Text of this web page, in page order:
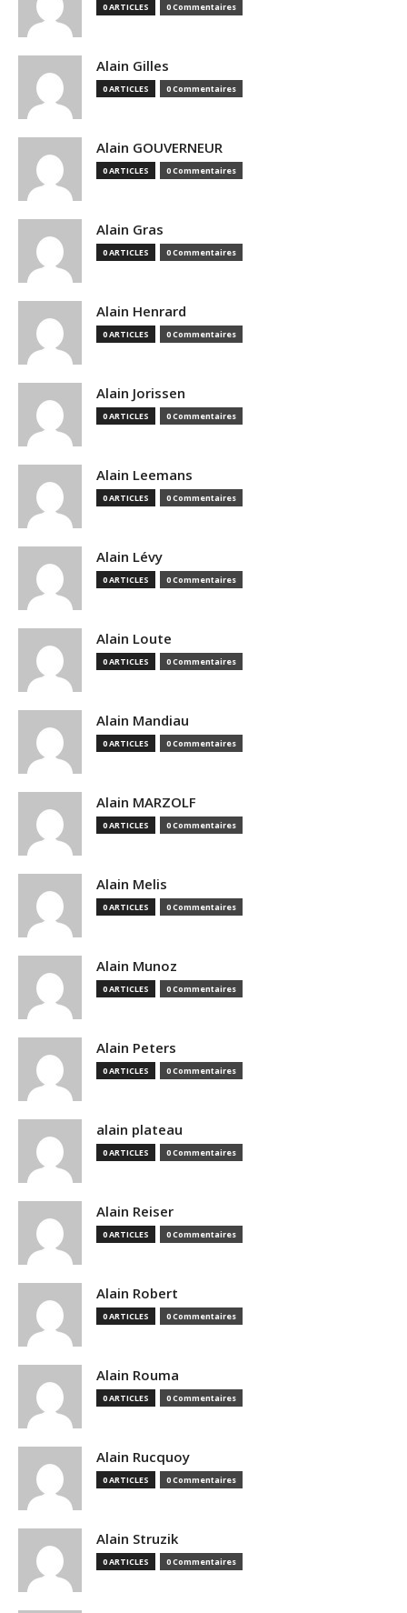
0 ARTICLES 0 Commentaires
Alain Gilles
0 ARTICLES 0 Commentaires
Alain GOUVERNEUR
0 ARTICLES 0 Commentaires
Alain Gras
0 ARTICLES 0 Commentaires
Alain Henrard
0 ARTICLES 0 Commentaires
Alain Jorissen
0 ARTICLES 0 Commentaires
Alain Leemans
0 ARTICLES 0 Commentaires
Alain Lévy
0 ARTICLES 0 Commentaires
Alain Loute
0 ARTICLES 0 Commentaires
Alain Mandiau
0 ARTICLES 0 Commentaires
Alain MARZOLF
0 ARTICLES 0 Commentaires
Alain Melis
0 ARTICLES 0 Commentaires
Alain Munoz
0 ARTICLES 0 Commentaires
Alain Peters
0 ARTICLES 0 Commentaires
alain plateau
0 ARTICLES 0 Commentaires
Alain Reiser
0 ARTICLES 0 Commentaires
Alain Robert
0 ARTICLES 0 Commentaires
Alain Rouma
0 ARTICLES 0 Commentaires
Alain Rucquoy
0 ARTICLES 0 Commentaires
Alain Struzik
0 ARTICLES 0 Commentaires